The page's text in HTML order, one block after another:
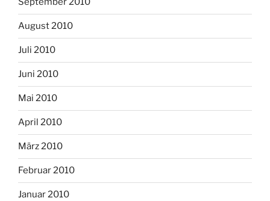
August 2010
Juli 2010
Juni 2010
Mai 2010
April 2010
März 2010
Februar 2010
Januar 2010